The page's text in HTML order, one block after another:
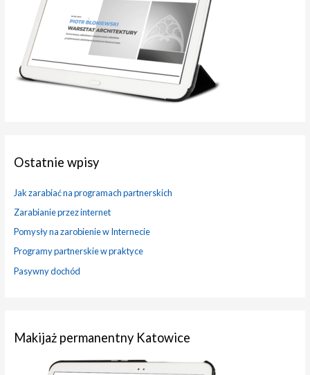
Ostatnie wpisy
Jak zarabiać na programach partnerskich
Zarabianie przez internet
Pomysły na zarobienie w Internecie
Programy partnerskie w praktyce
Pasywny dochód
Makijaż permanentny Katowice